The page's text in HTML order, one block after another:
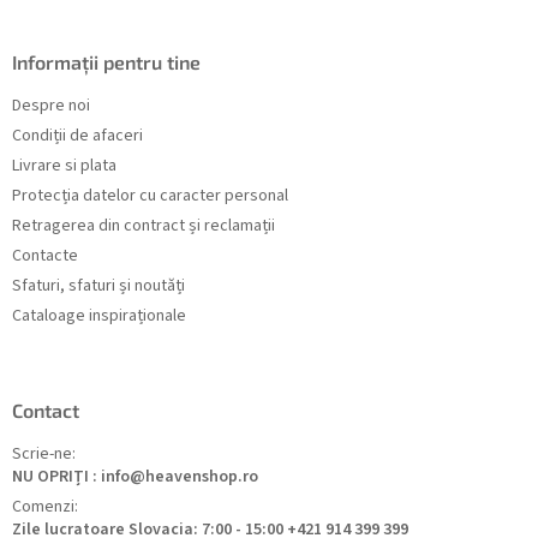
Informații pentru tine
Despre noi
Condiții de afaceri
Livrare si plata
Protecția datelor cu caracter personal
Retragerea din contract și reclamații
Contacte
Sfaturi, sfaturi și noutăți
Cataloage inspiraționale
Contact
Scrie-ne:
NU OPRIȚI : info@heavenshop.ro
Comenzi:
Zile lucratoare Slovacia: 7:00 - 15:00 +421 914 399 399